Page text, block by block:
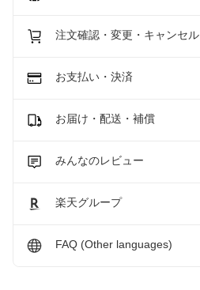
注文確認・変更・キャンセル
お支払い・決済
お届け・配送・補償
みんなのレビュー
楽天グループ
FAQ (Other languages)